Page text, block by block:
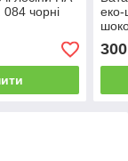
чорні
300